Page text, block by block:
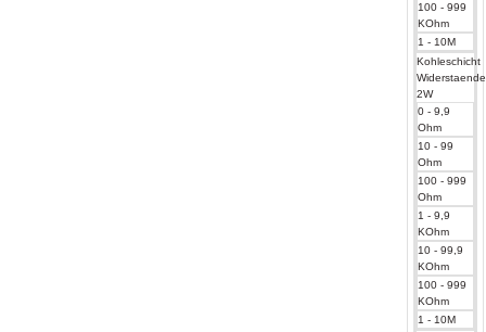
100 - 999
KOhm
1 - 10M
Kohleschicht
Widerstaende
2W
0 - 9,9
Ohm
10 - 99
Ohm
100 - 999
Ohm
1 - 9,9
KOhm
10 - 99,9
KOhm
100 - 999
KOhm
1 - 10M